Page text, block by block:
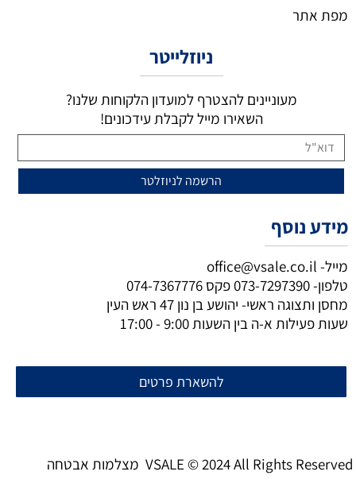
מפת אתר
ניוזלייטר
מעוניינים להצטרף למועדון הלקוחות שלנו?
השאירו מייל לקבלת עידכונים!
מידע נוסף
מייל- office@vsale.co.il
טלפון-073-7297390פקס 074-7367776
מחסן ותצוגה ראשי- יהושע בן נון 47 ראש העין
שעות פעילות א-ה בין השעות 9:00 - 17:00
להשארת פרטים
מצלמות אבטחה VSALE © 2024 All Rights Reserved